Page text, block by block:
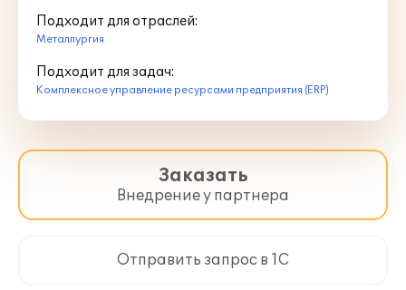
Подходит для отраслей:
Металлургия
Подходит для задач:
Комплексное управление ресурсами предприятия (ERP)
Заказать
Внедрение у партнера
Отправить запрос в 1С